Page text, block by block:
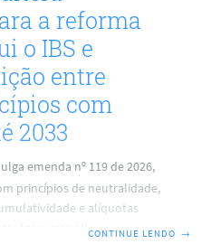
a reforma
o IBS e
entre
com
2033
emenda nº 119 de 2026,
princípios de neutralidade,
e alíquotas
uma alteração na
CONTINUE LENDO →